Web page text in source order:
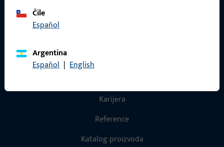
Čile
Español
Argentina
Español | English
Karijera
Reference
Katalog proizvoda